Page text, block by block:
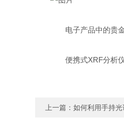
电子产品中的贵金
便携式XRF分析仪
上一篇： 如何利用手持